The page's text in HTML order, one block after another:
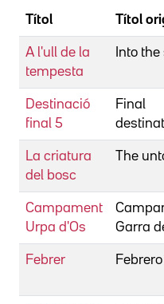
Títol Títol
A l'ull de la
tempesta
Into
Destinació
final 5
Final
La criatura
del bosc
The
Campament
Urpa d'Os
Garra
Febrer Febrero